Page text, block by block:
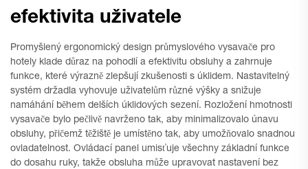
efektivita uživatele
Promyšlený ergonomický design průmyslového vysavače pro
hotely klade důraz na pohodlí a efektivitu obsluhy a zahrnuje
funkce, které výrazně zlepšují zkušenosti s úklidem. Nastavitelný
systém držadla vyhovuje uživatelům různé výšky a snižuje
namáhání během delších úklidových sezení. Rozložení hmotnosti
vysavače bylo pečlivě navrženo tak, aby minimalizovalo únavu
obsluhy, přičemž těžiště je umístěno tak, aby umožňovalo snadnou
ovladatelnost. Ovládací panel umisťuje všechny základní funkce
do dosahu ruky, takže obsluha může upravovat nastavení bez